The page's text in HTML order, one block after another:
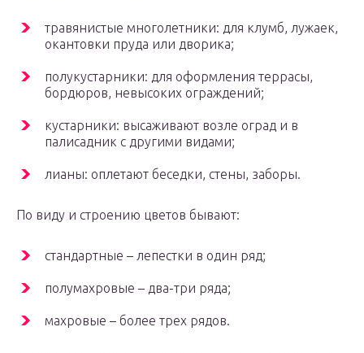
травянистые многолетники: для клумб, лужаек,
окантовки пруда или дворика;
полукустарники: для оформления террасы,
бордюров, невысоких ограждений;
кустарники: высаживают возле оград и в
палисадник с другими видами;
лианы: оплетают беседки, стены, заборы.
По виду и строению цветов бывают:
стандартные – лепестки в один ряд;
полумахровые – два-три ряда;
махровые – более трех рядов.